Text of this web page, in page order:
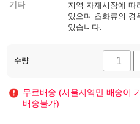
기타
지역 자재시장에 따
있으며 초화류의 경
있습니다.
수량
무료배송 (서울지역만 배송이
배송불가)